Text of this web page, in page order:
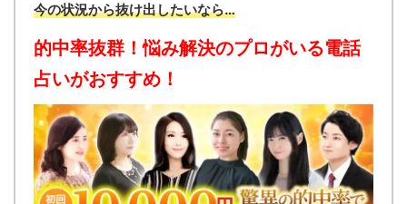
今の状況から抜け出したいなら…
的中率抜群！悩み解決のプロがいる電話
占いがおすすめ！